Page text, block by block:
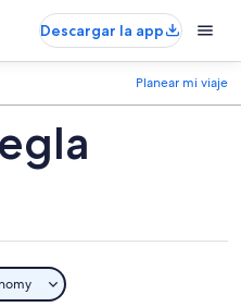
Descargar la app
Planear mi viaje